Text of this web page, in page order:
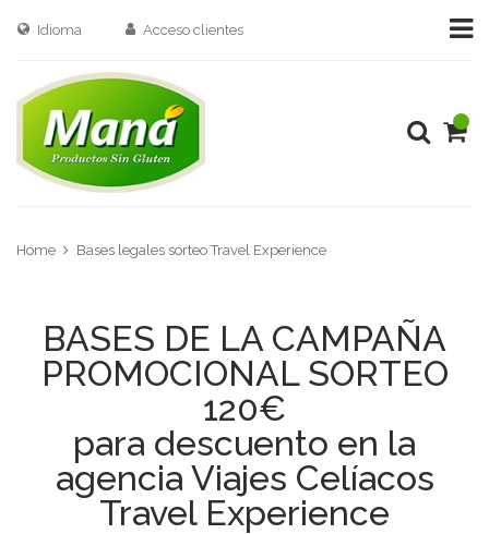
Idioma Acceso clientes
Home Bases legales sorteo Travel Experience
BASES DE LA CAMPAÑA
PROMOCIONAL SORTEO
120€
para descuento en la
agencia Viajes Celíacos
Travel Experience